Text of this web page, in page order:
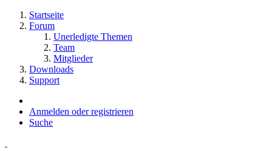
Startseite
Forum
Unerledigte Themen
Team
Mitglieder
Downloads
Support
Anmelden oder registrieren
Suche